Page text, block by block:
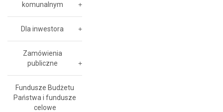
komunalnym
Dla inwestora
Zamówienia
publiczne
Fundusze Budżetu
Państwa i fundusze
celowe